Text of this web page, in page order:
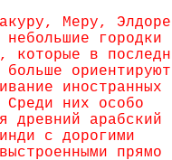
Меру,
городки
которые в
иностранных
Среди них особо
древний арабский
с дорогими
прямо